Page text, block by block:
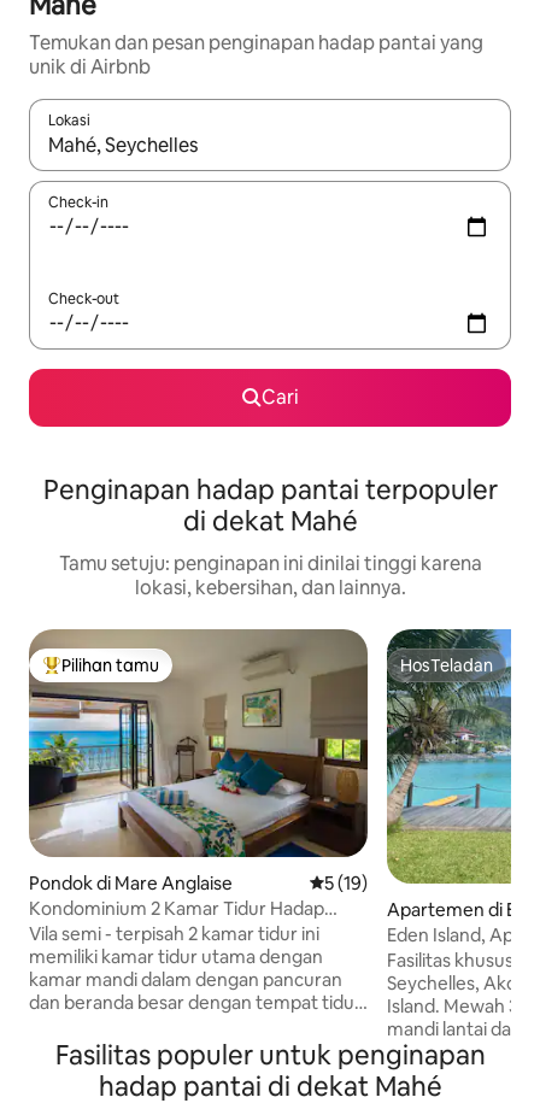
Temukan dan pesan penginapan hadap pantai yang
unik di Airbnb
Lokasi
Jika hasil yang dicari tersedia, telusuri dengan tombol panah
Check-in
Check-out
Cari
Penginapan hadap pantai terpopuler
di dekat Mahé
Tamu setuju: penginapan ini dinilai tinggi karena
lokasi, kebersihan, dan lainnya.
Pilihan tamu terpopuler
Pilihan tamu
Pondok di Mare Anglaise Nilai rata-rata 5 dari 5, 19
5 (19)
Kondominium 2 Kamar Tidur Hadap
Pantai - Belhorizon
Vila semi - terpisah 2 kamar tidur ini
memiliki kamar tidur utama dengan
kamar mandi dalam dengan pancuran
dan beranda besar dengan tempat tidur
ke laut dan pantai pribadi kecil di bagian
bawah taman. Kamar tamu memiliki
kamar mandi dalam dengan pancuran
HosTeladan
HosTeladan
Apartemen di
Eden Island,
Fasilitas khusus
Seychelles,
Island. Mewah 3
mandi lantai
taman pribadi
Ruang tamu
AC, kulkas,
Fasilitas populer untuk penginapan
hadap pantai di dekat Mahé